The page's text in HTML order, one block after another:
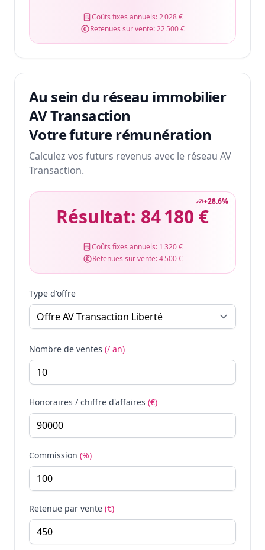
Coûts fixes annuels:2 028 €
Retenues sur vente:22 500 €
Au sein du réseau immobilier
AV Transaction
Votre future rémunération
Calculez vos futurs revenus avec le réseau AV
Transaction.
+28.6%
Résultat: 84 180 €
Coûts fixes annuels: 1 320 €
Retenues sur vente:4 500 €
Type d'offre
Nombre de ventes (/ an)
Honoraires / chiffre d'affaires (€)
Commission (%)
Retenue par vente (€)